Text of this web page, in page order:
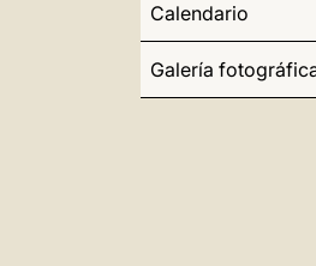
Calendario
Galería